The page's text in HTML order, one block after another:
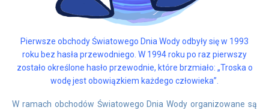
Pierwsze obchody Światowego Dnia Wody odbyły się w 1993
roku bez hasła przewodniego. W 1994 roku po raz pierwszy
zostało określone hasło przewodnie, które brzmiało: „Troska o
wodę jest obowiązkiem każdego człowieka”.
W ramach obchodów Światowego Dnia Wody organizowane są